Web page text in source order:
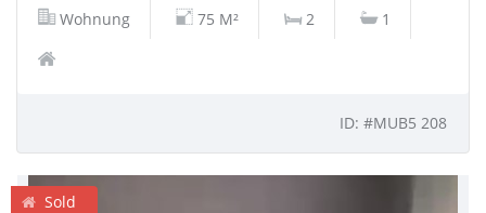
Wohnung 75 M² 2 1
ID: #MUB5 208
Sold